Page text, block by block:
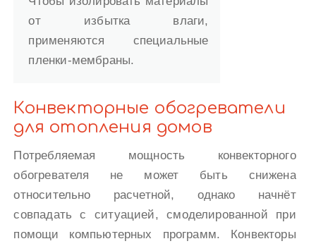
от избытка влаги,
применяются специальные
пленки-мембраны.
Конвекторные обогреватели
для отопления домов
Потребляемая мощность конвекторного
обогревателя не может быть снижена
относительно расчетной, однако начнёт
совпадать с ситуацией, смоделированной при
помощи компьютерных программ. Конвекторы